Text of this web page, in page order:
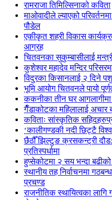
रामराजा तिमिल्सिनाको कविता
माओवादीले ल्याएको
पौडेल
एकीकृत शहरी विकास
आग्रह
चितवनका सुकुम्बासीलाई
कुशेश्वर महादेव मन्दिर
विदुरका किसानलाई २ दिने
भूमि आयोग चितवनले पायो
ककनीका तीन घर आगलागीमा
गैँडाकोटका महिलालाई अचार
कविताः सांस्कृतिक
‘कालीगण्डकी नदी छिट्टै
छैठौँ झिल्टुङ क्रसकन्ट्री दौड:
प्रतिस्पर्धामा
हुप्सेकोटमा २ सय भन्दा बढीको
स्थानीय तह निर्वाचनमा
प्रचण्ड
राजनीतिक स्थायित्वका